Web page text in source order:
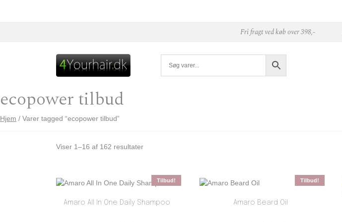
Fri fragt ved køb over 398,-
ecopower tilbud
Hjem / Varer tagged “ecopower tilbud”
Viser 1–16 af 162 resultater
Tilbud!
Amaro All In One Daily Shampoo
Tilbud!
Amaro Beard Oil